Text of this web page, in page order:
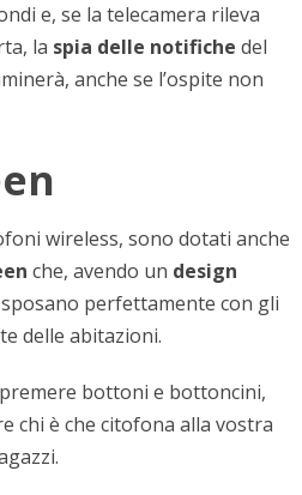
e, se la telecamera rileva
la spia delle notifiche del
anche se l’ospite non
wireless, sono dotati anche
che, avendo un design
perfettamente con gli
delle abitazioni.
bottoni e bottoncini,
chi è che citofona alla vostra